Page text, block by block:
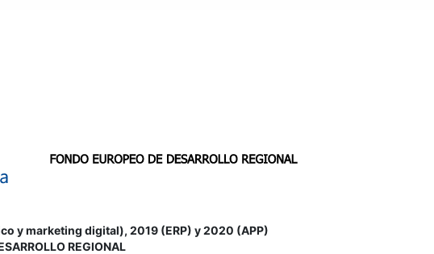
y marketing digital), 2019 (ERP) y 2020 (APP)
REGIONAL